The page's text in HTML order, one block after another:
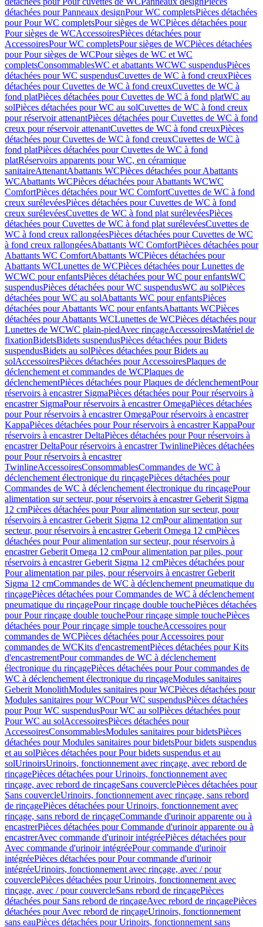
détachées pour Panneaux designPour WC completsPièces détachées
pour Pour WC completsPour sièges de WCPièces détachées pour
Pour sièges de WCAccessoiresPièces détachées pour
AccessoiresPour WC completsPour sièges de WCPièces détachées
pour Pour sièges de WCPour sièges de WC et WC
completsConsommablesWC et abattants WCWC suspendusPièces
détachées pour WC suspendusCuvettes de WC à fond creuxPièces
détachées pour Cuvettes de WC à fond creuxCuvettes de WC à
fond platPièces détachées pour Cuvettes de WC à fond platWC au
solPièces détachées pour WC au solCuvettes de WC à fond creux
pour réservoir attenantPièces détachées pour Cuvettes de WC à fond
creux pour réservoir attenantCuvettes de WC à fond creuxPièces
détachées pour Cuvettes de WC à fond creuxCuvettes de WC à
fond platPièces détachées pour Cuvettes de WC à fond
platRéservoirs apparents pour WC, en céramique
sanitaireAttenantAbattants WCPièces détachées pour Abattants
WCAbattants WCPièces détachées pour Abattants WCWC
ComfortPièces détachées pour WC ComfortCuvettes de WC à fond
creux surélevéesPièces détachées pour Cuvettes de WC à fond
creux surélevéesCuvettes de WC à fond plat surélevéesPièces
détachées pour Cuvettes de WC à fond plat surélevéesCuvettes de
WC à fond creux rallongéesPièces détachées pour Cuvettes de WC
à fond creux rallongéesAbattants WC ComfortPièces détachées pour
Abattants WC ComfortAbattants WCPièces détachées pour
Abattants WCLunettes de WCPièces détachées pour Lunettes de
WCWC pour enfantsPièces détachées pour WC pour enfantsWC
suspendusPièces détachées pour WC suspendusWC au solPièces
détachées pour WC au solAbattants WC pour enfantsPièces
détachées pour Abattants WC pour enfantsAbattants WCPièces
détachées pour Abattants WCLunettes de WCPièces détachées pour
Lunettes de WCWC plain-piedAvec rinçageAccessoiresMatériel de
fixationBidetsBidets suspendusPièces détachées pour Bidets
suspendusBidets au solPièces détachées pour Bidets au
solAccessoiresPièces détachées pour AccessoiresPlaques de
déclenchement et commandes de WCPlaques de
déclenchementPièces détachées pour Plaques de déclenchementPour
réservoirs à encastrer SigmaPièces détachées pour Pour réservoirs à
encastrer SigmaPour réservoirs à encastrer OmegaPièces détachées
pour Pour réservoirs à encastrer OmegaPour réservoirs à encastrer
KappaPièces détachées pour Pour réservoirs à encastrer KappaPour
réservoirs à encastrer DeltaPièces détachées pour Pour réservoirs à
encastrer DeltaPour réservoirs à encastrer TwinlinePièces détachées
pour Pour réservoirs à encastrer
TwinlineAccessoiresConsommablesCommandes de WC à
déclenchement électronique du rinçagePièces détachées pour
Commandes de WC à déclenchement électronique du rinçagePour
alimentation sur secteur, pour réservoirs à encastrer Geberit Sigma
12 cmPièces détachées pour Pour alimentation sur secteur, pour
réservoirs à encastrer Geberit Sigma 12 cmPour alimentation sur
secteur, pour réservoirs à encastrer Geberit Omega 12 cmPièces
détachées pour Pour alimentation sur secteur, pour réservoirs à
encastrer Geberit Omega 12 cmPour alimentation par piles, pour
réservoirs à encastrer Geberit Sigma 12 cmPièces détachées pour
Pour alimentation par piles, pour réservoirs à encastrer Geberit
Sigma 12 cmCommandes de WC à déclenchement pneumatique du
rinçagePièces détachées pour Commandes de WC à déclenchement
pneumatique du rinçagePour rinçage double touchePièces détachées
pour Pour rinçage double touchePour rinçage simple touchePièces
détachées pour Pour rinçage simple toucheAccessoires pour
commandes de WCPièces détachées pour Accessoires pour
commandes de WCKits d'encastrementPièces détachées pour Kits
d'encastrementPour commandes de WC à déclenchement
électronique du rinçagePièces détachées pour Pour commandes de
WC à déclenchement électronique du rinçageModules sanitaires
Geberit MonolithModules sanitaires pour WCPièces détachées pour
Modules sanitaires pour WCPour WC suspendusPièces détachées
pour Pour WC suspendusPour WC au solPièces détachées pour
Pour WC au solAccessoiresPièces détachées pour
AccessoiresConsommablesModules sanitaires pour bidetsPièces
détachées pour Modules sanitaires pour bidetsPour bidets suspendus
et au solPièces détachées pour Pour bidets suspendus et au
solUrinoirsUrinoirs, fonctionnement avec rinçage, avec rebord de
rinçagePièces détachées pour Urinoirs, fonctionnement avec
rinçage, avec rebord de rinçageSans couverclePièces détachées pour
Sans couvercleUrinoirs, fonctionnement avec rinçage, sans rebord
de rinçagePièces détachées pour Urinoirs, fonctionnement avec
rinçage, sans rebord de rinçageCommande d'urinoir apparente ou à
encastrerPièces détachées pour Commande d'urinoir apparente ou à
encastrerAvec commande d'urinoir intégréePièces détachées pour
Avec commande d'urinoir intégréePour commande d'urinoir
intégréePièces détachées pour Pour commande d'urinoir
intégréeUrinoirs, fonctionnement avec rinçage, avec / pour
couverclePièces détachées pour Urinoirs, fonctionnement avec
rinçage, avec / pour couvercleSans rebord de rinçagePièces
détachées pour Sans rebord de rinçageAvec rebord de rinçagePièces
détachées pour Avec rebord de rinçageUrinoirs, fonctionnement
sans eauPièces détachées pour Urinoirs, fonctionnement sans